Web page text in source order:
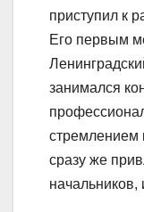
приступил к
Его первым
занимался
стремлением
сразу же
начальников,